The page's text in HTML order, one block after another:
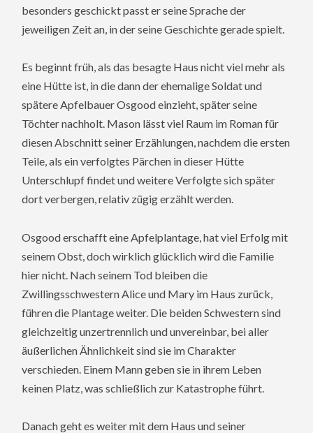
besonders geschickt passt er seine Sprache der
jeweiligen Zeit an, in der seine Geschichte gerade spielt.
Es beginnt früh, als das besagte Haus nicht viel mehr als
eine Hütte ist, in die dann der ehemalige Soldat und
spätere Apfelbauer Osgood einzieht, später seine
Töchter nachholt. Mason lässt viel Raum im Roman für
diesen Abschnitt seiner Erzählungen, nachdem die ersten
Teile, als ein verfolgtes Pärchen in dieser Hütte
Unterschlupf findet und weitere Verfolgte sich später
dort verbergen, relativ zügig erzählt werden.
Osgood erschafft eine Apfelplantage, hat viel Erfolg mit
seinem Obst, doch wirklich glücklich wird die Familie
hier nicht. Nach seinem Tod bleiben die
Zwillingsschwestern Alice und Mary im Haus zurück,
führen die Plantage weiter. Die beiden Schwestern sind
gleichzeitig unzertrennlich und unvereinbar, bei aller
äußerlichen Ähnlichkeit sind sie im Charakter
verschieden. Einem Mann geben sie in ihrem Leben
keinen Platz, was schließlich zur Katastrophe führt.
Danach geht es weiter mit dem Haus und seiner